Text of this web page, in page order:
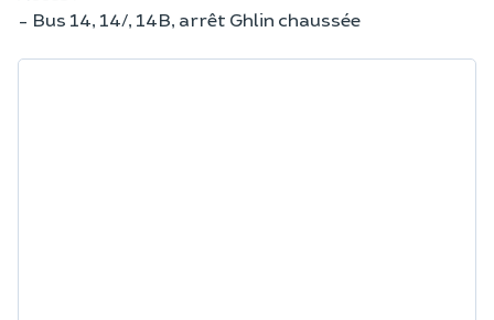
- Bus 14, 14/, 14B, arrêt Ghlin chaussée